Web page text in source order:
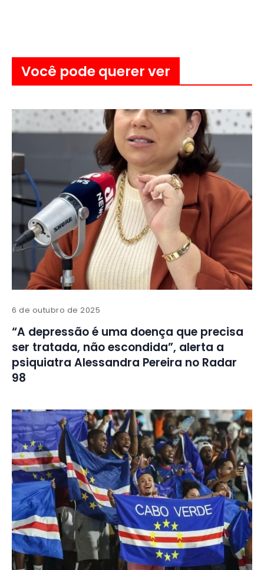
Você pode querer ver
6 de outubro de 2025
“A depressão é uma doença que precisa
ser tratada, não escondida”, alerta a
psiquiatra Alessandra Pereira no Radar
98